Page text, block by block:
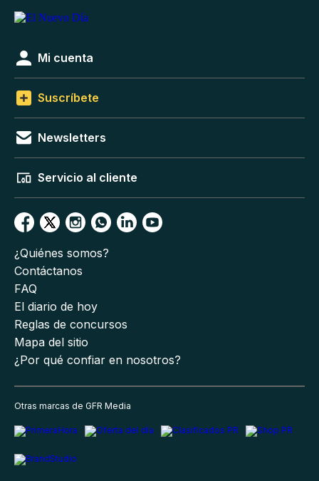
Mi cuenta
Suscríbete
Newsletters
Servicio al cliente
¿Quiénes somos?
Contáctanos
FAQ
El diario de hoy
Reglas de concursos
Mapa del sitio
¿Por qué confiar en nosotros?
Otras marcas de GFR Media